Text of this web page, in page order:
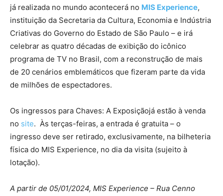
já realizada no mundo acontecerá no MIS Experience,
instituição da Secretaria da Cultura, Economia e Indústria
Criativas do Governo do Estado de São Paulo – e irá
celebrar as quatro décadas de exibição do icônico
programa de TV no Brasil, com a reconstrução de mais
de 20 cenários emblemáticos que fizeram parte da vida
de milhões de espectadores.
Os ingressos para Chaves: A Exposiçãojá estão à venda
no site. Às terças-feiras, a entrada é gratuita – o
ingresso deve ser retirado, exclusivamente, na bilheteria
física do MIS Experience, no dia da visita (sujeito à
lotação).
A partir de 05/01/2024, MIS Experience – Rua Cenno